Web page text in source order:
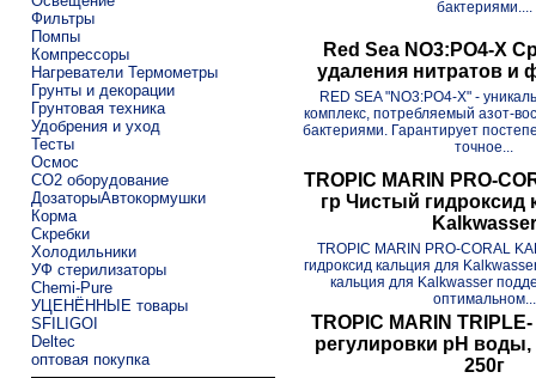
Фильтры
Помпы
Компрессоры
Нагреватели Термометры
Грунты и декорации
Грунтовая техника
Удобрения и уход
Тесты
Осмос
CO2 оборудование
ДозаторыАвтокормушки
Корма
Скребки
Холодильники
УФ стерилизаторы
Chemi-Pure
УЦЕНЁННЫЕ товары
SFILIGOI
Deltec
оптовая покупка
бактериями....
Red Sea NO3:PO4-X
удаления нитратов и
RED SEA "NO3:PO4-X" -
комплекс, потребляемый азот-
бактериями. Гарантирует
точное...
TROPIC MARIN PRO-
гр Чистый гидроксид
Kalkwasser
TROPIC MARIN PRO-CORAL
гидроксид кальция для
кальция для Kalkwasser
оптимальном...
TROPIC MARIN
регулировки pH воды,
250г